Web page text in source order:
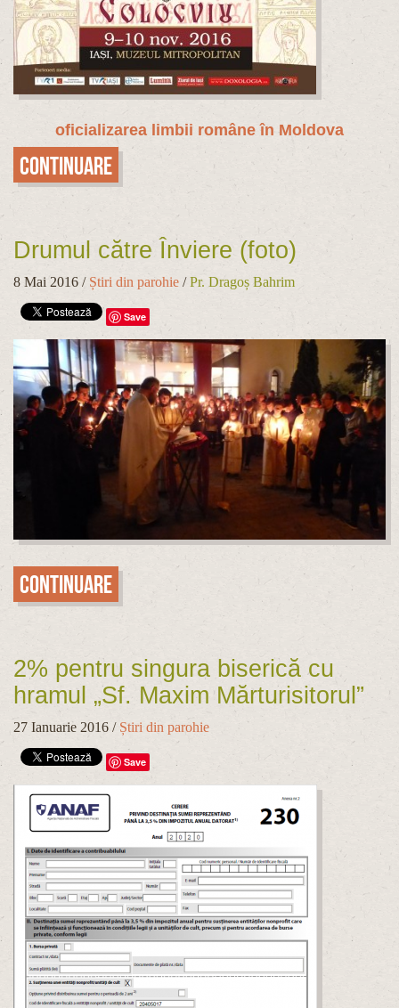
oficializarea limbii române în Moldova
Continuare
Drumul către Înviere (foto)
8 Mai 2016 / Știri din parohie /Pr. Dragoș Bahrim
Save
Continuare
2% pentru singura biserică cu
hramul „Sf. Maxim Mărturisitorul”
27 Ianuarie 2016 / Știri din parohie
Save